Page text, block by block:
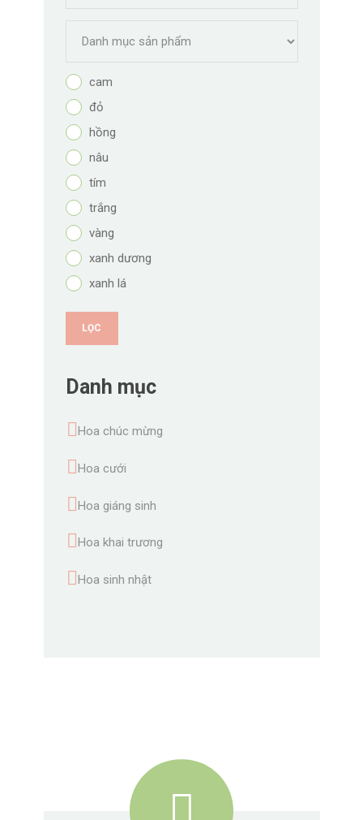
cam
đỏ
hồng
nâu
tím
trắng
vàng
xanh dương
xanh lá
LỌC
Danh mục
Hoa chúc mừng
Hoa cưới
Hoa giáng sinh
Hoa khai trương
Hoa sinh nhật